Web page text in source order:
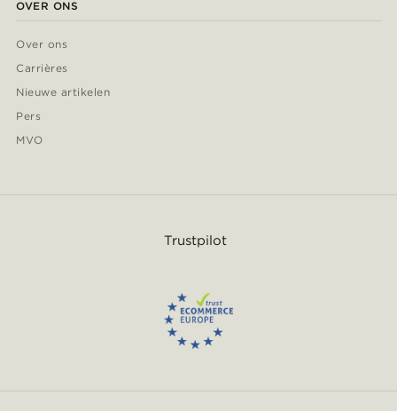
OVER ONS
Over ons
Carrières
Nieuwe artikelen
Pers
MVO
Trustpilot